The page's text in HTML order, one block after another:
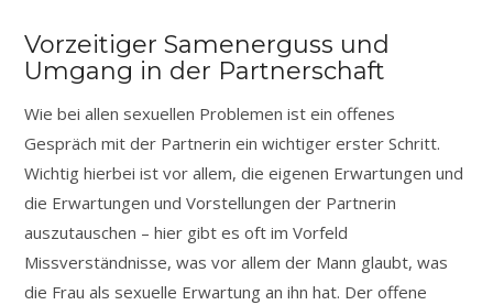
Vorzeitiger Samenerguss und
Umgang in der Partnerschaft
Wie bei allen sexuellen Problemen ist ein offenes
Gespräch mit der Partnerin ein wichtiger erster Schritt.
Wichtig hierbei ist vor allem, die eigenen Erwartungen und
die Erwartungen und Vorstellungen der Partnerin
auszutauschen – hier gibt es oft im Vorfeld
Missverständnisse, was vor allem der Mann glaubt, was
die Frau als sexuelle Erwartung an ihn hat. Der offene